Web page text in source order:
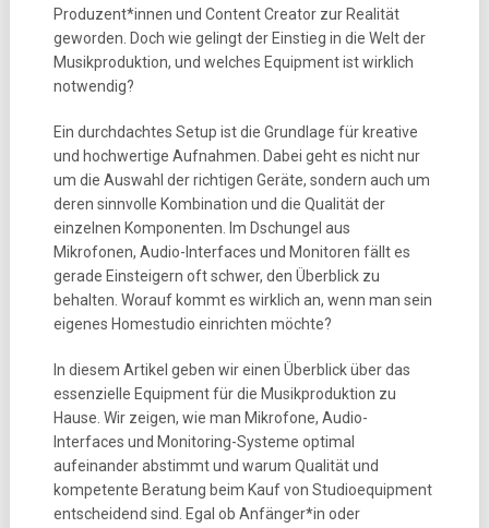
Produzent*innen und Content Creator zur Realität
geworden. Doch wie gelingt der Einstieg in die Welt der
Musikproduktion, und welches Equipment ist wirklich
notwendig?
Ein durchdachtes Setup ist die Grundlage für kreative
und hochwertige Aufnahmen. Dabei geht es nicht nur
um die Auswahl der richtigen Geräte, sondern auch um
deren sinnvolle Kombination und die Qualität der
einzelnen Komponenten. Im Dschungel aus
Mikrofonen, Audio-Interfaces und Monitoren fällt es
gerade Einsteigern oft schwer, den Überblick zu
behalten. Worauf kommt es wirklich an, wenn man sein
eigenes Homestudio einrichten möchte?
In diesem Artikel geben wir einen Überblick über das
essenzielle Equipment für die Musikproduktion zu
Hause. Wir zeigen, wie man Mikrofone, Audio-
Interfaces und Monitoring-Systeme optimal
aufeinander abstimmt und warum Qualität und
kompetente Beratung beim Kauf von Studioequipment
entscheidend sind. Egal ob Anfänger*in oder